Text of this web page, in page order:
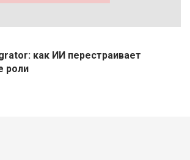
как ИИ перестраивает
роли